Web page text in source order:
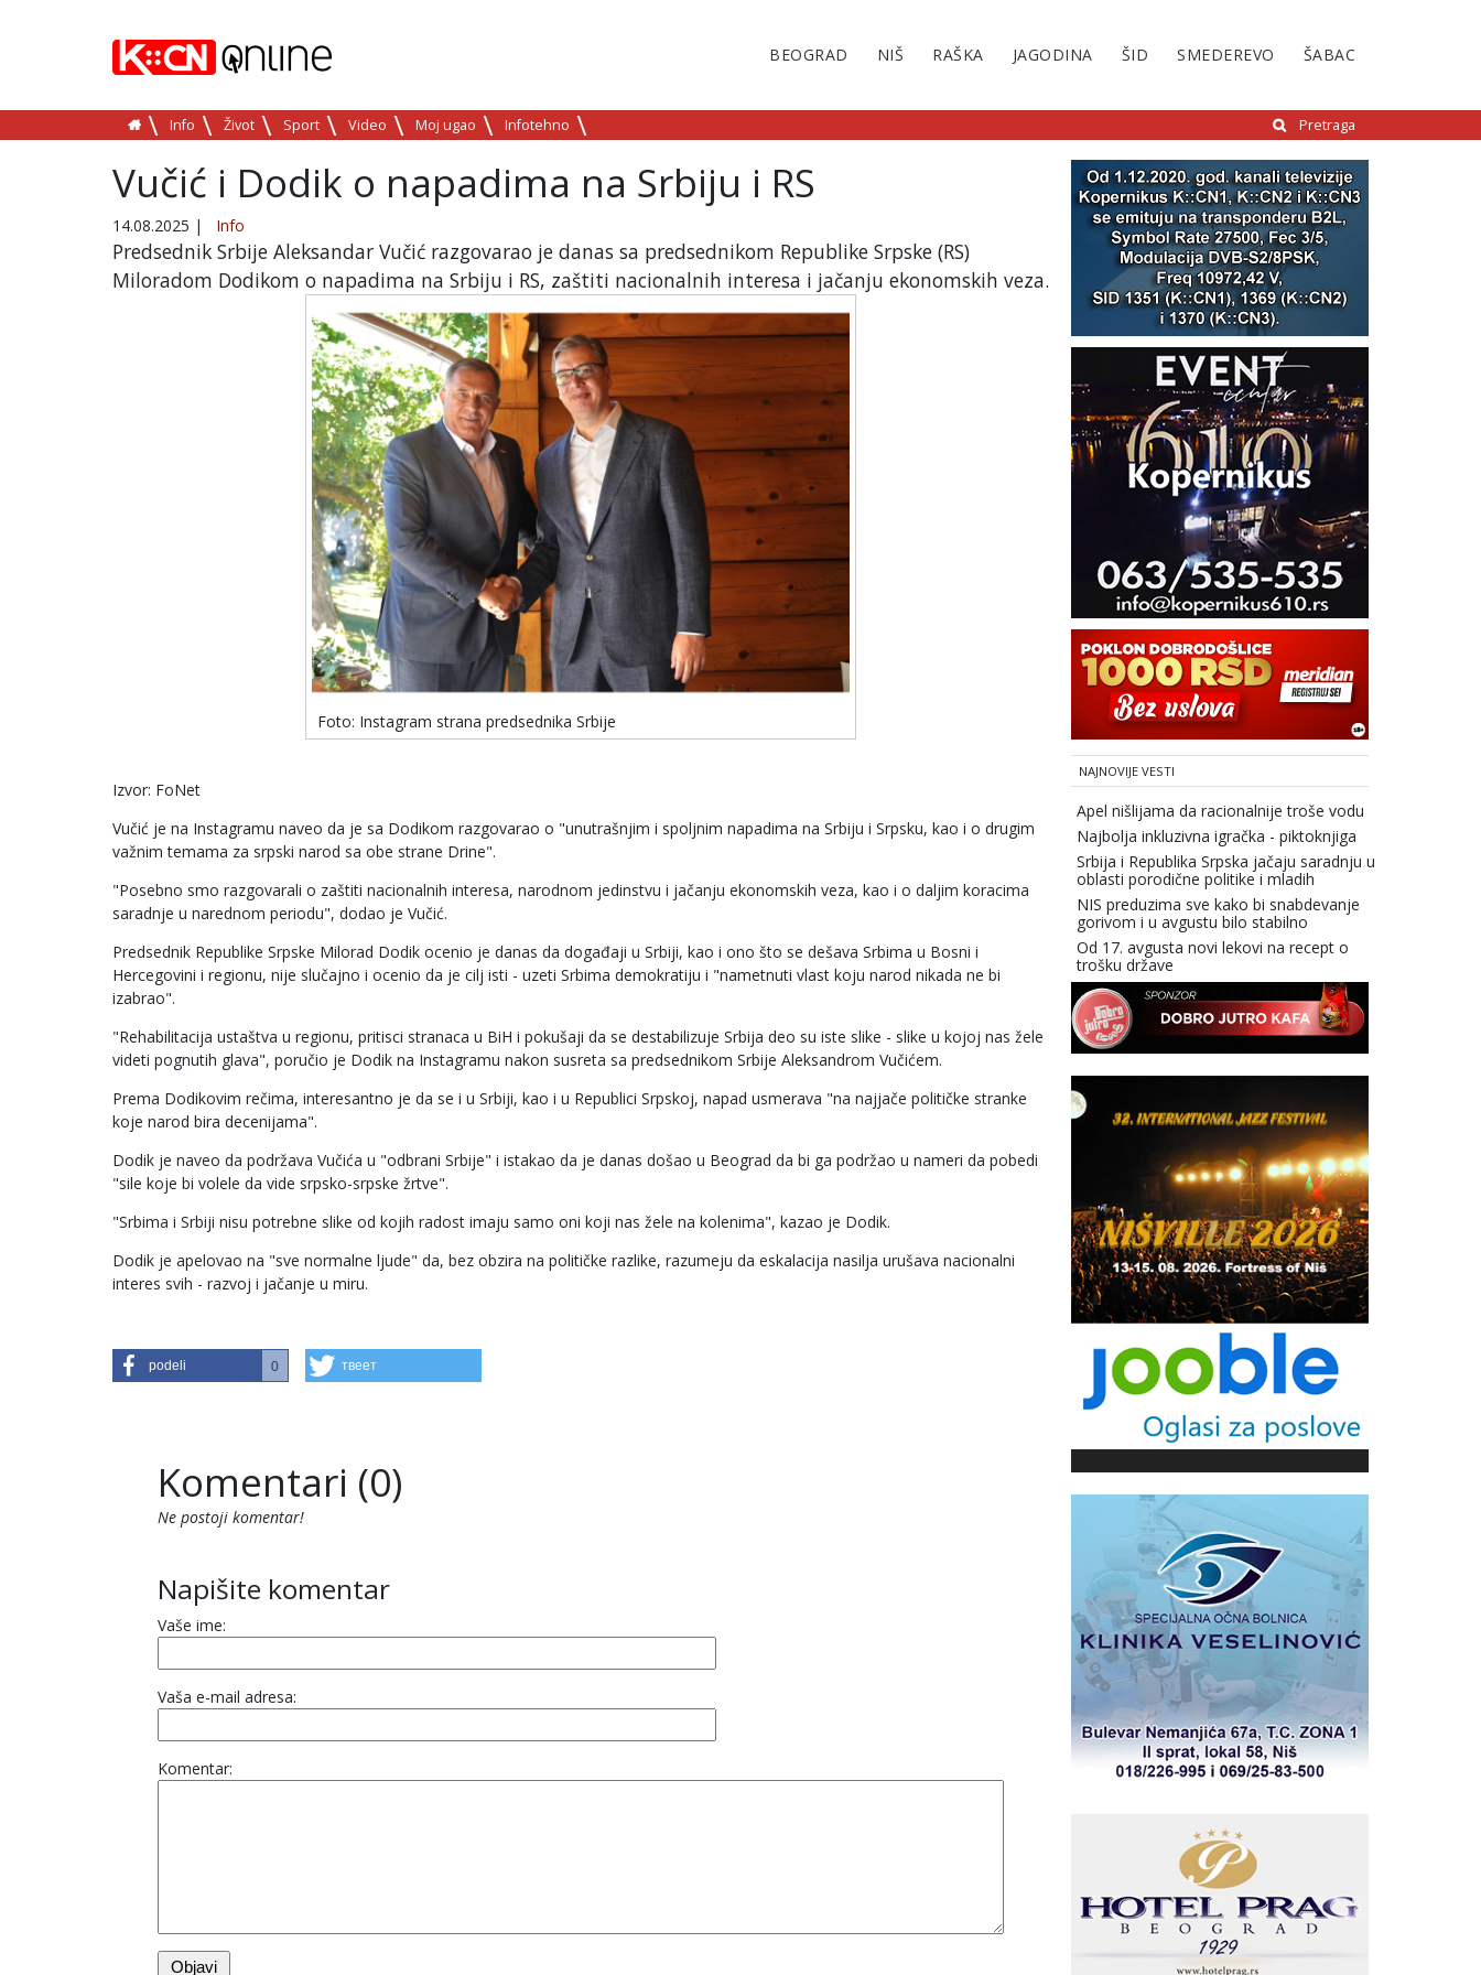
BEOGRAD NIŠ RAŠKA JAGODINA ŠID SMEDEREVO ŠABAC
Info Život Sport Video Moj ugao Infotehno Pretraga
Vučić i Dodik o napadima na Srbiju i RS
14.08.2025 | Info
Predsednik Srbije Aleksandar Vučić razgovarao je danas sa predsednikom Republike Srpske (RS)
Miloradom Dodikom o napadima na Srbiju i RS, zaštiti nacionalnih interesa i jačanju ekonomskih veza.
Foto: Instagram strana predsednika Srbije
Izvor: FoNet
Vučić je na Instagramu naveo da je sa Dodikom razgovarao o "unutrašnjim i spoljnim napadima na Srbiju i Srpsku, kao i o drugim
važnim temama za srpski narod sa obe strane Drine".
"Posebno smo razgovarali o zaštiti nacionalnih interesa, narodnom jedinstvu i jačanju ekonomskih veza, kao i o daljim koracima
saradnje u narednom periodu", dodao je Vučić.
Predsednik Republike Srpske Milorad Dodik ocenio je danas da događaji u Srbiji, kao i ono što se dešava Srbima u Bosni i
Hercegovini i regionu, nije slučajno i ocenio da je cilj isti - uzeti Srbima demokratiju i "nametnuti vlast koju narod nikada ne bi
izabrao".
"Rehabilitacija ustaštva u regionu, pritisci stranaca u BiH i pokušaji da se destabilizuje Srbija deo su iste slike - slike u kojoj nas žele
videti pognutih glava", poručio je Dodik na Instagramu nakon susreta sa predsednikom Srbije Aleksandrom Vučićem.
Prema Dodikovim rečima, interesantno je da se i u Srbiji, kao i u Republici Srpskoj, napad usmerava "na najjače političke stranke
koje narod bira decenijama".
Dodik je naveo da podržava Vučića u "odbrani Srbije" i istakao da je danas došao u Beograd da bi ga podržao u nameri da pobedi
"sile koje bi volele da vide srpsko-srpske žrtve".
"Srbima i Srbiji nisu potrebne slike od kojih radost imaju samo oni koji nas žele na kolenima", kazao je Dodik.
Dodik je apelovao na "sve normalne ljude" da, bez obzira na političke razlike, razumeju da eskalacija nasilja urušava nacionalni
interes svih - razvoj i jačanje u miru.
podeli 0 твеет
Komentari (0)
Ne postoji komentar!
Napišite komentar
Vaše ime:
Vaša e-mail adresa:
Komentar:
NAJNOVIJE VESTI
Apel nišlijama da racionalnije troše vodu
Najbolja inkluzivna igračka - piktoknjiga
Srbija i Republika Srpska jačaju saradnju u
oblasti porodične politike i mladih
NIS preduzima sve kako bi snabdevanje
gorivom i u avgustu bilo stabilno
Od 17. avgusta novi lekovi na recept o
trošku države